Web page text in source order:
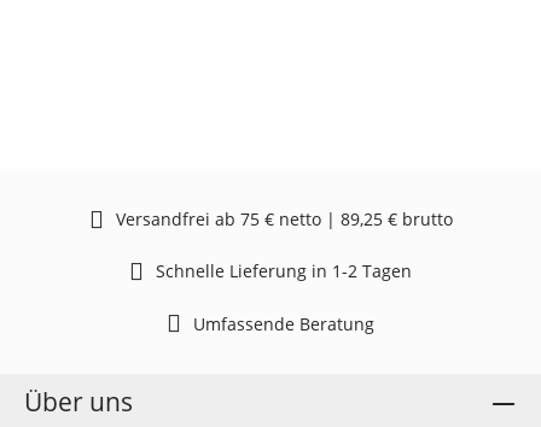
Versandfrei ab 75 € netto | 89,25 € brutto
Schnelle Lieferung in 1-2 Tagen
Umfassende Beratung
Über uns